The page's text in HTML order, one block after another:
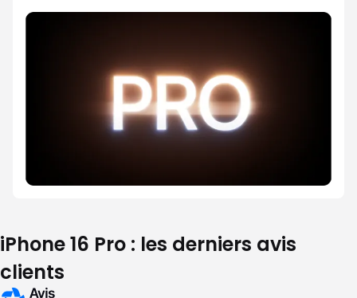
iPhone 16 Pro : les derniers avis
clients